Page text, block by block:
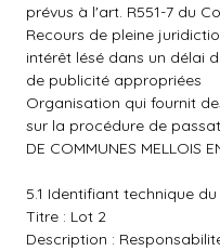
prévus à l'art. R551-7 du
Recours de pleine
intérêt lésé dans un délai
de publicité appropriées
Organisation qui fournit
sur la procédure de
DE COMMUNES MELLOIS
5.1 Identifiant technique
Titre : Lot 2
Description :